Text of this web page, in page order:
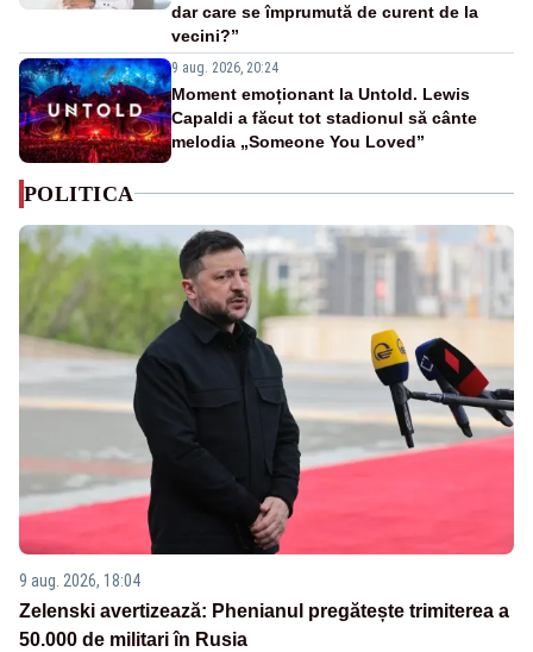
dar care se împrumută de curent de la
vecini?”
9 aug. 2026, 20:24
Moment emoționant la Untold. Lewis
Capaldi a făcut tot stadionul să cânte
melodia „Someone You Loved”
POLITICA
9 aug. 2026, 18:04
Zelenski avertizează: Phenianul pregătește trimiterea a
50.000 de militari în Rusia